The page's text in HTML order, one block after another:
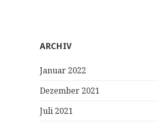
ARCHIV
Januar 2022
Dezember 2021
Juli 2021